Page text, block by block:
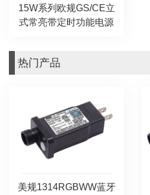
15W系列欧规GS/CE立
式常亮带定时功能电源
热门产品
美规1314RGBWW蓝牙